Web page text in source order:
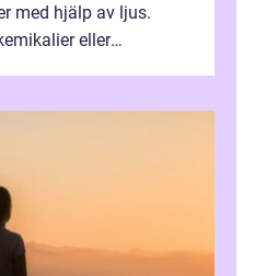
med hjälp av ljus.
eller